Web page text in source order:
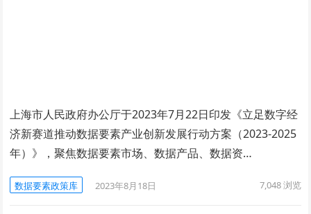
上海市人民政府办公厅于2023年7月22日印发《立足数字经
济新赛道推动数据要素产业创新发展行动方案（2023-2025
年）》，聚焦数据要素市场、数据产品、数据资…
数据要素政策库 2023年8月18日 7,048浏览